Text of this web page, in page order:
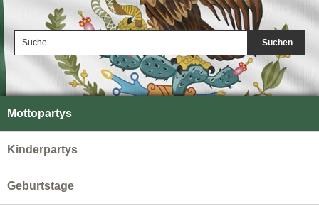
Suchen
Mottopartys
Kinderpartys
Geburtstage